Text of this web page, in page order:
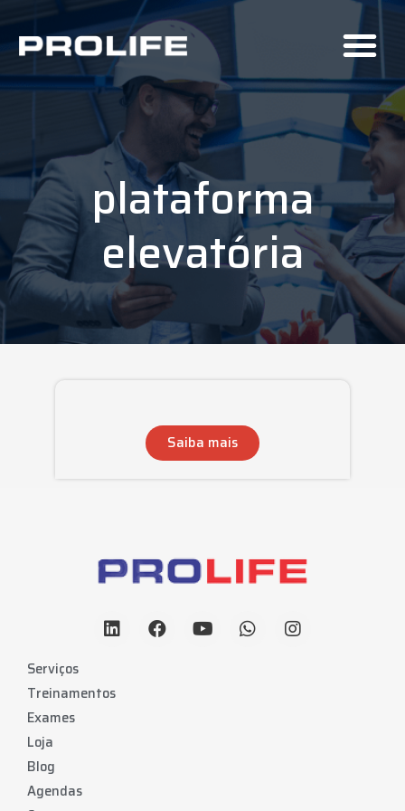
plataforma
elevatória
Saiba mais
Serviços
Treinamentos
Exames
Loja
Blog
Agendas